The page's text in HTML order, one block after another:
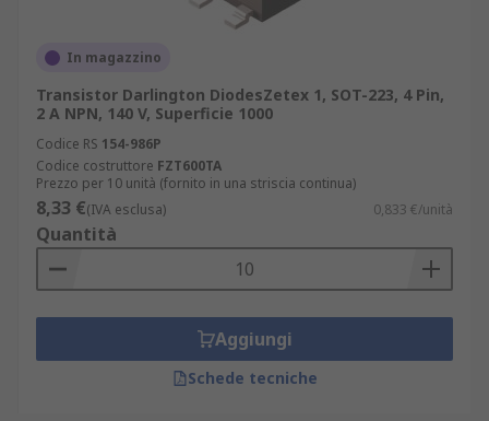
In magazzino
Transistor Darlington DiodesZetex 1, SOT-223, 4 Pin,
2 A NPN, 140 V, Superficie 1000
Codice RS 154-986P
Codice costruttore FZT600TA
Prezzo per 10 unità (fornito in una striscia continua)
8,33 €(IVA esclusa) 0,833 €/unità
Quantità
Aggiungi
Schede tecniche